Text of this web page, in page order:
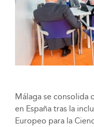
Málaga se consolida
en España tras la
Europeo para la